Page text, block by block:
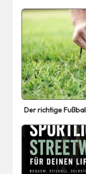
Posted
in
Der richtige